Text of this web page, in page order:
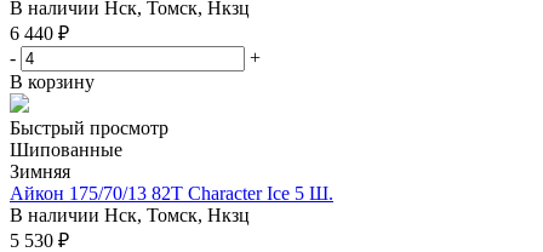
В наличии Нск, Томск, Нкзц
6 440 ₽
-
+
В корзину
Быстрый просмотр
Шипованные
Зимняя
Айкон 175/70/13 82T Character Ice 5 Ш.
В наличии Нск, Томск, Нкзц
5 530 ₽